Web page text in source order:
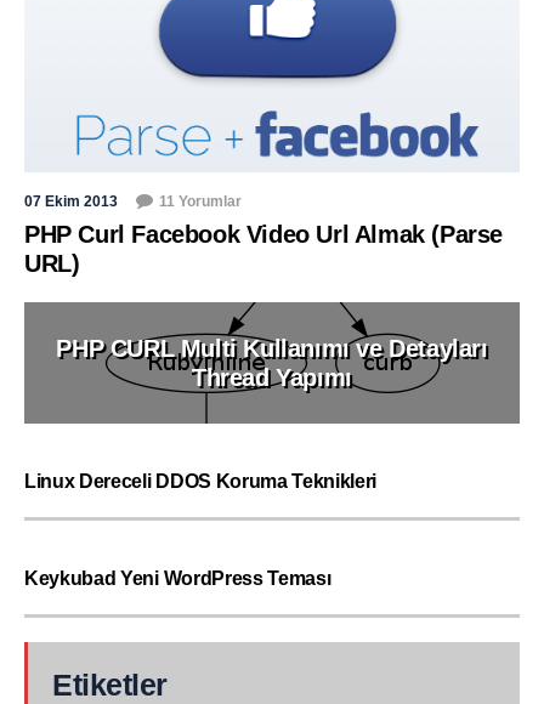
07 Ekim 2013 11 Yorumlar
PHP Curl Facebook Video Url Almak (Parse
URL)
PHP CURL Multi Kullanımı ve Detayları
Thread Yapımı
Linux Dereceli DDOS Koruma Teknikleri
Keykubad Yeni WordPress Teması
Etiketler